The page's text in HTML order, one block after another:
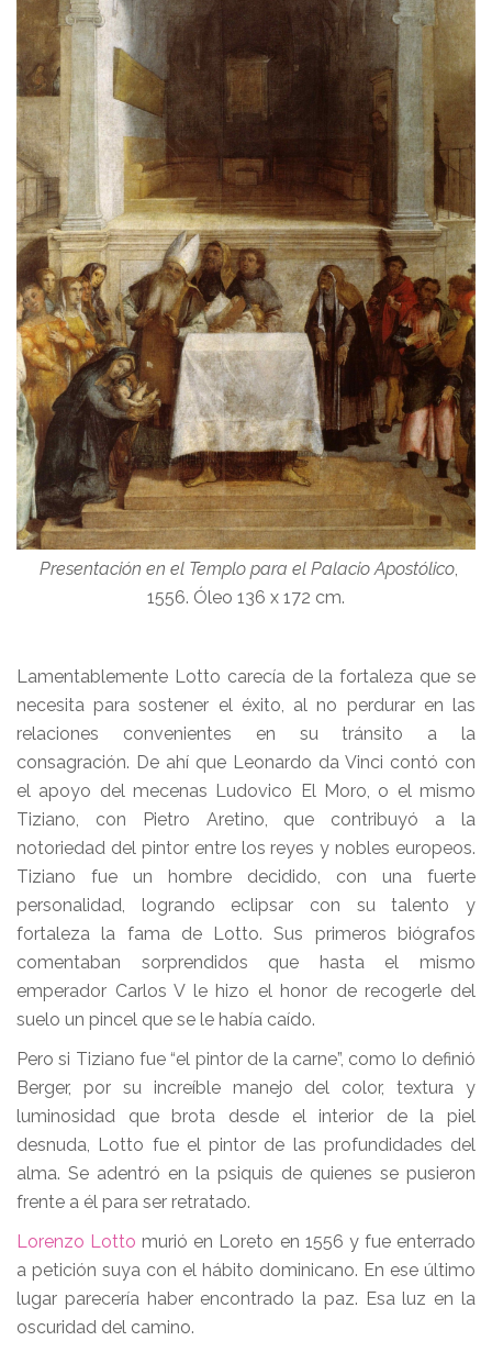
Presentación en el Templo para el Palacio Apostólico,
1556. Óleo 136 x 172 cm.
Lamentablemente Lotto carecía de la fortaleza que se
necesita para sostener el éxito, al no perdurar en las
relaciones convenientes en su tránsito a la
consagración. De ahí que Leonardo da Vinci contó con
el apoyo del mecenas Ludovico El Moro, o el mismo
Tiziano, con Pietro Aretino, que contribuyó a la
notoriedad del pintor entre los reyes y nobles europeos.
Tiziano fue un hombre decidido, con una fuerte
personalidad, logrando eclipsar con su talento y
fortaleza la fama de Lotto. Sus primeros biógrafos
comentaban sorprendidos que hasta el mismo
emperador Carlos V le hizo el honor de recogerle del
suelo un pincel que se le había caído.
Pero si Tiziano fue “el pintor de la carne”, como lo definió
Berger, por su increíble manejo del color, textura y
luminosidad que brota desde el interior de la piel
desnuda, Lotto fue el pintor de las profundidades del
alma. Se adentró en la psiquis de quienes se pusieron
frente a él para ser retratado.
Lorenzo Lotto murió en Loreto en 1556 y fue enterrado
a petición suya con el hábito dominicano. En ese último
lugar parecería haber encontrado la paz. Esa luz en la
oscuridad del camino.